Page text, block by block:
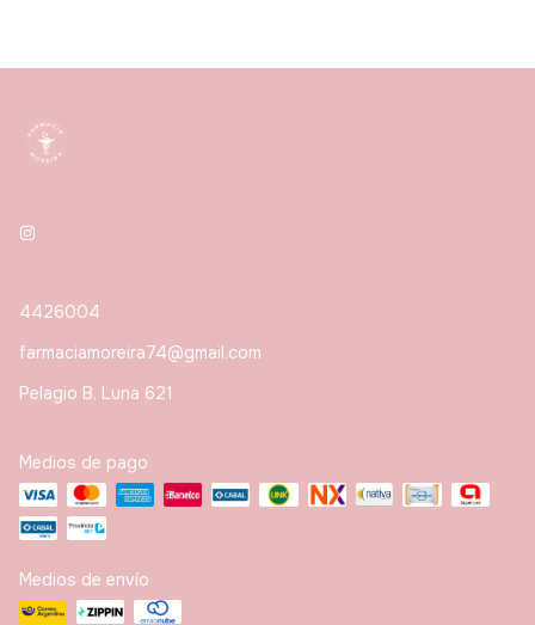
4426004
farmaciamoreira74@gmail.com
Pelagio B. Luna 621
Medios de pago
Medios de envío